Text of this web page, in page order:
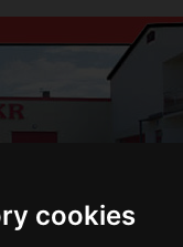
cookies